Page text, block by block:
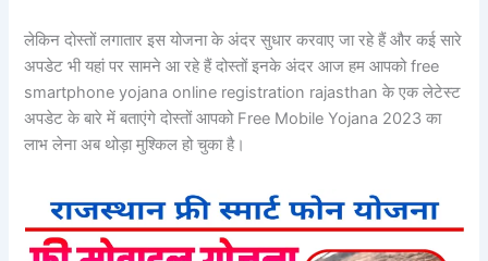
लेकिन दोस्तों लगातार इस योजना के अंदर सुधार करवाए जा रहे हैं और कई सारे
अपडेट भी यहां पर सामने आ रहे हैं दोस्तों इनके अंदर आज हम आपको free
smartphone yojana online registration rajasthan के एक लेटेस्ट
अपडेट के बारे में बताएंगे दोस्तों आपको Free Mobile Yojana 2023 का
लाभ लेना अब थोड़ा मुश्किल हो चुका है।